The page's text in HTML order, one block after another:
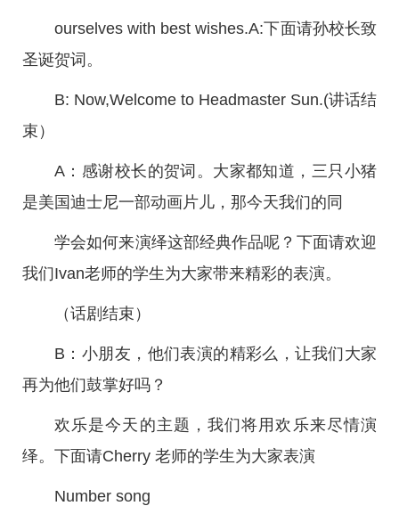
ourselves with best wishes.A:下面请孙校长致
圣诞贺词。
B: Now,Welcome to Headmaster Sun.(讲话结
束）
A：感谢校长的贺词。大家都知道，三只小猪
是美国迪士尼一部动画片儿，那今天我们的同
学会如何来演绎这部经典作品呢？下面请欢迎
我们Ivan老师的学生为大家带来精彩的表演。
（话剧结束）
B：小朋友，他们表演的精彩么，让我们大家
再为他们鼓掌好吗？
欢乐是今天的主题，我们将用欢乐来尽情演
绎。下面请Cherry 老师的学生为大家表演
Number song